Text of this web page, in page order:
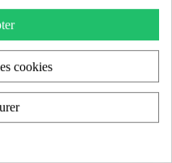
cookies